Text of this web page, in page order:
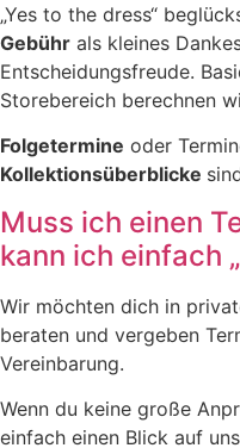
„Yes to the dress“
Gebühr als kleines
Entscheidungsfreude.
Storebereich berechnen
Folgetermine oder
Kollektionsüberblicke
Muss ich einen
kann ich einfach
Wir möchten dich in
beraten und vergeben
Vereinbarung.
Wenn du keine große
einfach einen Blick auf